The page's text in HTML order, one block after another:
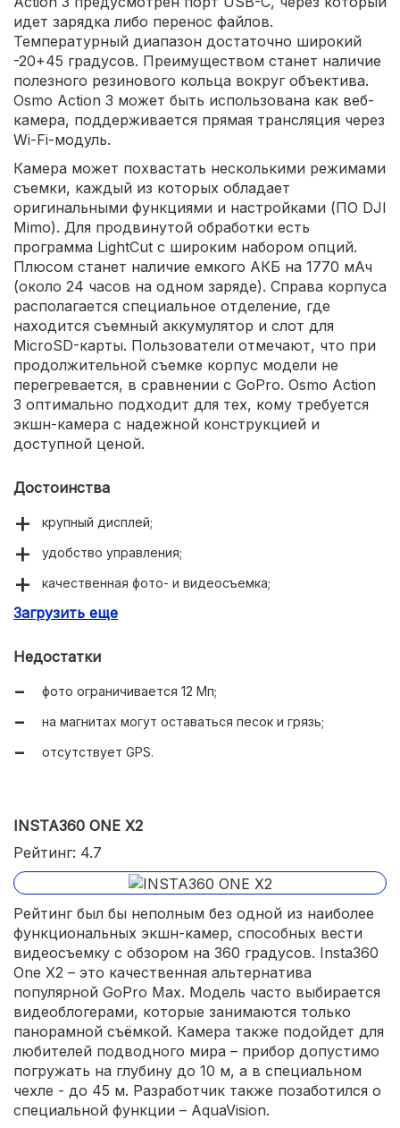
идет зарядка либо перенос файлов.
Температурный диапазон достаточно широкий
-20+45 градусов. Преимуществом станет наличие
полезного резинового кольца вокруг объектива.
Osmo Action 3 может быть использована как веб-
камера, поддерживается прямая трансляция через
Wi-Fi-модуль.
Камера может похвастать несколькими режимами
съемки, каждый из которых обладает
оригинальными функциями и настройками (ПО DJI
Mimo). Для продвинутой обработки есть
программа LightCut с широким набором опций.
Плюсом станет наличие емкого АКБ на 1770 мАч
(около 24 часов на одном заряде). Справа корпуса
располагается специальное отделение, где
находится съемный аккумулятор и слот для
MicroSD-карты. Пользователи отмечают, что при
продолжительной съемке корпус модели не
перегревается, в сравнении с GoPro. Osmo Action
3 оптимально подходит для тех, кому требуется
экшн-камера с надежной конструкцией и
доступной ценой.
Достоинства
крупный дисплей;
удобство управления;
качественная фото- и видеосъемка;
адекватная цена;
в чехле несколько портов для MicroSD-карт;
кейс может выполнять функции повербанка.
Загрузить еще
Недостатки
фото ограничивается 12 Мп;
на магнитах могут оставаться песок и грязь;
отсутствует GPS.
INSTA360 ONE X2
Рейтинг: 4.7
Рейтинг был бы неполным без одной из наиболее
функциональных экшн-камер, способных вести
видеосъемку с обзором на 360 градусов. Insta360
One X2 – это качественная альтернатива
популярной GoPro Max. Модель часто выбирается
видеоблогерами, которые занимаются только
панорамной съёмкой. Камера также подойдет для
любителей подводного мира – прибор допустимо
погружать на глубину до 10 м, а в специальном
чехле - до 45 м. Разработчик также позаботился о
специальной функции – AquaVision.